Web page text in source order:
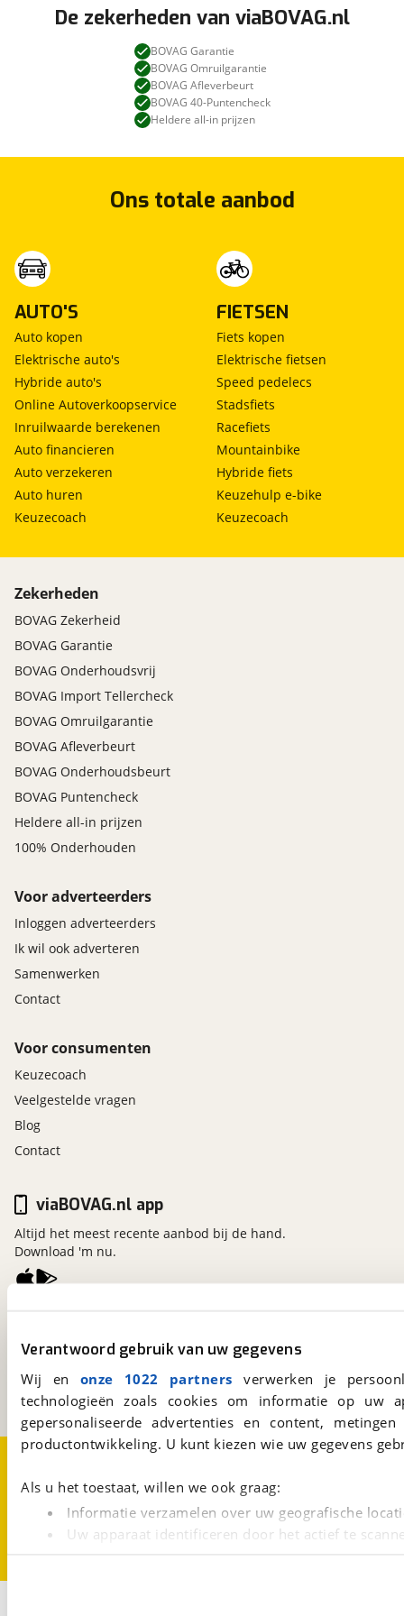
Verantwoord gebruik van uw gegevens
Wij en onze 1022 partners verwerken je
technologieën zoals cookies om informatie op
gepersonaliseerde advertenties en content,
productontwikkeling. U kunt kiezen wie uw gegevens
Als u het toestaat, willen we ook graag:
Informatie verzamelen over uw geografische
Uw apparaat identificeren door het actief te
De zekerheden van viaBOVAG.nl
BOVAG Garantie
BOVAG Omruilgarantie
BOVAG Afleverbeurt
BOVAG 40-Puntencheck
Heldere all-in prijzen
Ons totale aanbod
AUTO'S
Auto kopen
Elektrische auto's
Hybride auto's
Online Autoverkoopservice
Inruilwaarde berekenen
Auto financieren
Auto verzekeren
Auto huren
Keuzecoach
FIETSEN
Fiets kopen
Elektrische fietsen
Speed pedelecs
Stadsfiets
Racefiets
Mountainbike
Hybride fiets
Keuzehulp e-bike
Keuzecoach
Zekerheden
BOVAG Zekerheid
BOVAG Garantie
BOVAG Onderhoudsvrij
BOVAG Import Tellercheck
BOVAG Omruilgarantie
BOVAG Afleverbeurt
BOVAG Onderhoudsbeurt
BOVAG Puntencheck
Heldere all-in prijzen
100% Onderhouden
Voor adverteerders
Inloggen adverteerders
Ik wil ook adverteren
Samenwerken
Contact
Voor consumenten
Keuzecoach
Veelgestelde vragen
Blog
Contact
Kosterijland15
Bunnik
Een initiatief van
BOVAG
viaBOVAG.nl app
Altijd het meest recente aanbod bij de hand.
Download 'm nu.
Over viaBOVAG.nl
Disclaimer- en Privacyverklaring